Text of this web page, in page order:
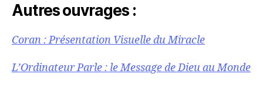
Autres ouvrages :
Coran : Présentation Visuelle du Miracle
L’Ordinateur Parle : le Message de Dieu au Monde